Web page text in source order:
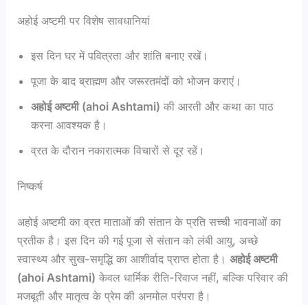
अहोई अष्टमी पर विशेष सावधानियां
इस दिन घर में पवित्रता और शांति बनाए रखें।
पूजा के बाद ब्राह्मण और जरूरतमंदों को भोजन कराएं।
अहोईअष्टमी (ahoi Ashtami) की आरती और कथा का पाठ
करना आवश्यक है।
व्रत के दौरान नकारात्मक विचारों से दूर रहें।
निष्कर्ष
अहोई अष्टमी का व्रत माताओं की संतान के प्रति सच्ची भावनाओं का
प्रतीक है। इस दिन की गई पूजा से संतान को लंबी आयु, अच्छे
स्वास्थ्य और सुख-समृद्धि का आशीर्वाद प्राप्त होता है।अहोईअष्टमी
(ahoi Ashtami) केवल धार्मिक रीति-रिवाज नहीं, बल्कि परिवार की
मजबूती और मातृत्व के प्रेम की अनमोल परंपरा है।